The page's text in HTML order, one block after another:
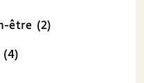
être (2)
(4)